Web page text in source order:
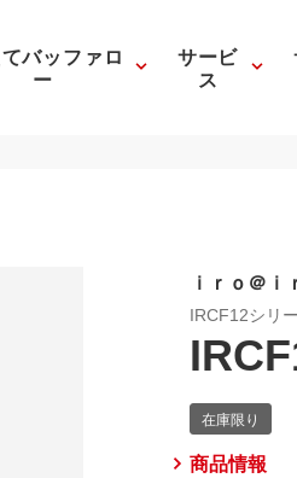
バッファロ
ー
サービ
ス
ｉｒｏ＠
IRCF12シリ
商品情報